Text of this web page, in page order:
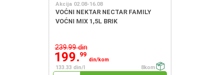
Akcija 02.08-16.08
VOĆNI NEKTAR NECTAR FAMILY
VOĆNI MIX 1,5L BRIK
239.99 din
199.99
din/kom
133.33 din/l
8kom